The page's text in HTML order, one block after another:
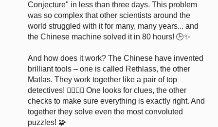
Conjecture" in less than three days. This problem
was so complex that other scientists around the
world struggled with it for many, many years... and
the Chinese machine solved it in 80 hours! 🕒✨
And how does it work? The Chinese have invented
brilliant tools – one is called Rethlass, the other
Matlas. They work together like a pair of top
detectives! 🕵️‍♂️🕵️‍♀️ One looks for clues, the other
checks to make sure everything is exactly right. And
together they solve even the most convoluted
puzzles! 🧩